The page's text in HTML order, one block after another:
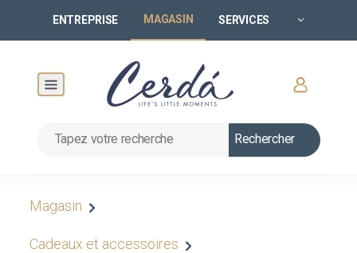
ENTREPRISE MAGASIN SERVICES
Rechercher
Magasin
Cadeaux et accessoires